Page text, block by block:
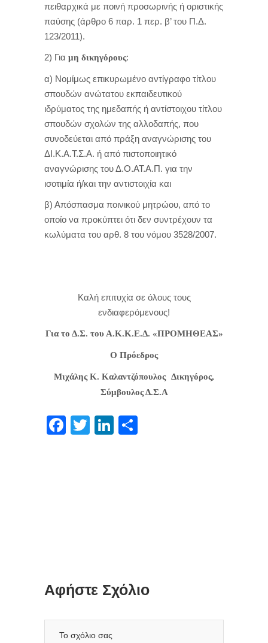
πειθαρχικά με ποινή προσωρινής ή οριστικής
παύσης (άρθρο 6 παρ. 1 περ. β’ του Π.Δ.
123/2011).
2) Για μη δικηγόρους:
α) Νομίμως επικυρωμένο αντίγραφο τίτλου
σπουδών ανώτατου εκπαιδευτικού
ιδρύματος της ημεδαπής ή αντίστοιχου τίτλου
σπουδών σχολών της αλλοδαπής, που
συνοδεύεται από πράξη αναγνώρισης του
ΔΙ.Κ.Α.Τ.Σ.Α. ή από πιστοποιητικό
αναγνώρισης του Δ.Ο.ΑΤ.Α.Π. για την
ισοτιμία ή/και την αντιστοιχία και
β) Απόσπασμα ποινικού μητρώου, από το
οποίο να προκύπτει ότι δεν συντρέχουν τα
κωλύματα του αρθ. 8 του νόμου 3528/2007.
Καλή επιτυχία σε όλους τους
ενδιαφερόμενους!
Για το Δ.Σ. του Α.Κ.Κ.Ε.Δ. «ΠΡΟΜΗΘΕΑΣ»
Ο Πρόεδρος
Μιχάλης Κ. Καλαντζόπουλος Δικηγόρος,
Σύμβουλος Δ.Σ.Α
Facebook
TwitterLinkedIn
Αφήστε Σχόλιο